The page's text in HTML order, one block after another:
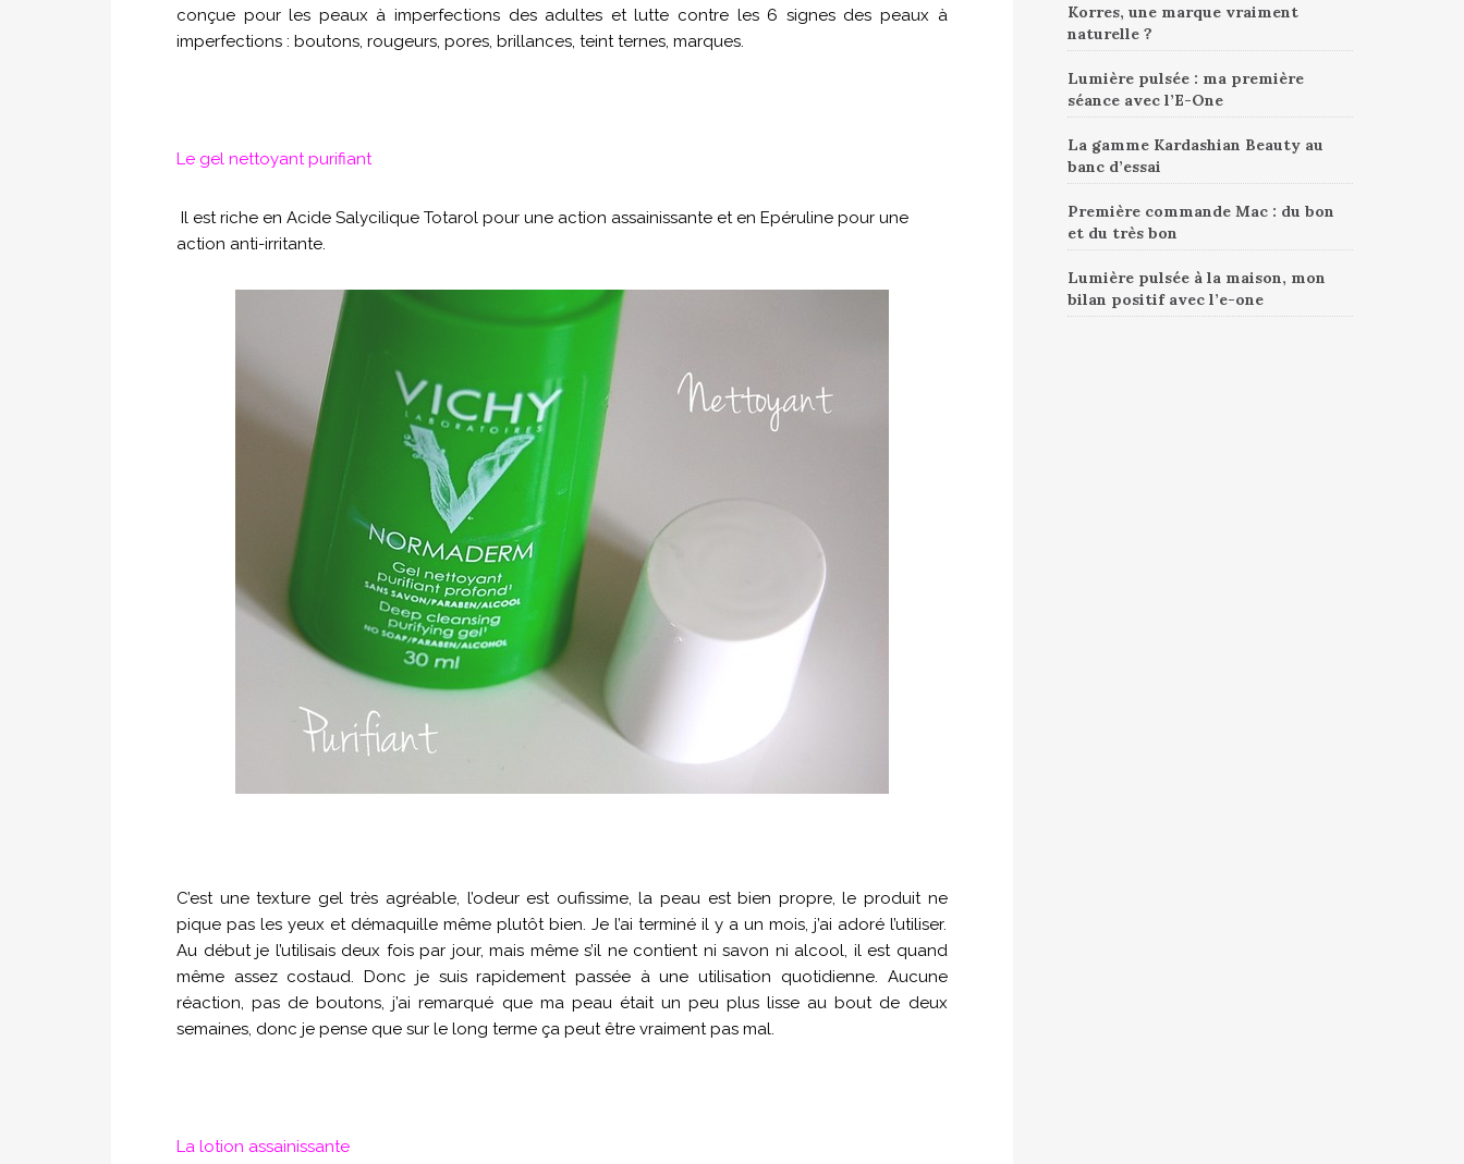
conçue pour les peaux à imperfections des adultes et lutte contre les 6 signes des peaux à
imperfections : boutons, rougeurs, pores, brillances, teint ternes, marques.
Le gel nettoyant purifiant
Il est riche en Acide Salycilique Totarol pour une action assainissante et en Epéruline pour une
action anti-irritante.
C’est une texture gel très agréable, l’odeur est oufissime, la peau est bien propre, le produit ne
pique pas les yeux et démaquille même plutôt bien. Je l’ai terminé il y a un mois, j’ai adoré l’utiliser.
Au début je l’utilisais deux fois par jour, mais même s’il ne contient ni savon ni alcool, il est quand
même assez costaud. Donc je suis rapidement passée à une utilisation quotidienne. Aucune
réaction, pas de boutons, j’ai remarqué que ma peau était un peu plus lisse au bout de deux
semaines, donc je pense que sur le long terme ça peut être vraiment pas mal.
La lotion assainissante
Korres, une marque vraiment
naturelle ?
Lumière pulsée : ma première
séance avec l’E-One
La gamme Kardashian Beauty au
banc d’essai
Première commande Mac : du bon
et du très bon
Lumière pulsée à la maison, mon
bilan positif avec l’e-one